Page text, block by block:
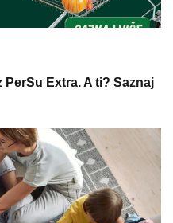
Extra. A ti? Saznaj